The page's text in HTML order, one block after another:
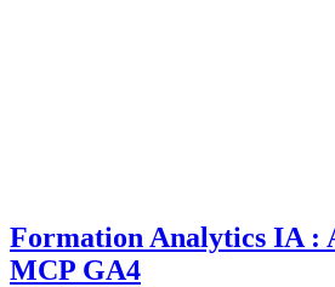
Formation Analytics IA :
MCP GA4